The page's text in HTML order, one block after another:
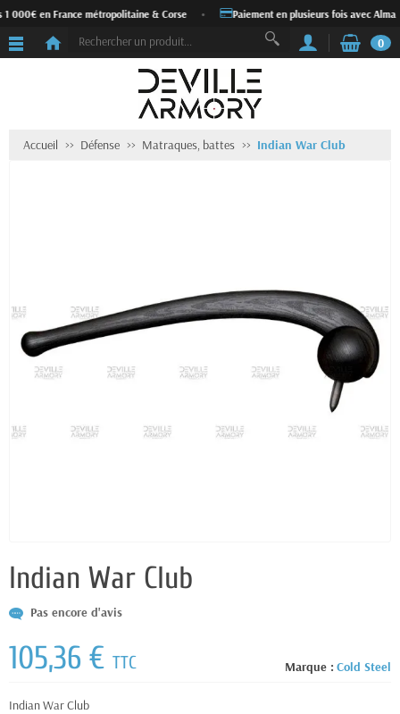
000€ en France métropolitaine & Corse Paiement en plusieurs fois avec Alma
0
Accueil Défense Matraques, battes Indian War Club
Indian War Club
Pas encore d'avis
Marque : Cold Steel
105,36 € TTC
Indian War Club